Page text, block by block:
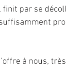
par se
à nous,